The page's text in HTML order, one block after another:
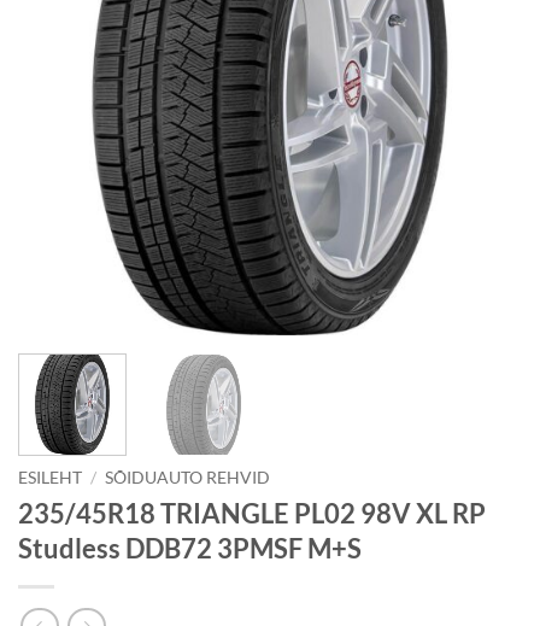
ESILEHT / SÕIDUAUTO REHVID
235/45R18 TRIANGLE PL02 98V XL RP
Studless DDB72 3PMSF M+S